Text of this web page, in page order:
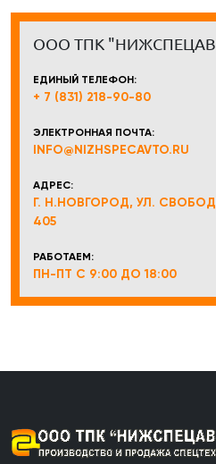
ООО ТПК
ЕДИНЫЙ ТЕЛЕФОН:
+ 7 (831) 218-90-80
ЭЛЕКТРОННАЯ ПОЧТА:
INFO@NIZHSPECAVTO.RU
АДРЕС:
Г. Н.НОВГОРОД, УЛ.
405
РАБОТАЕМ:
ПН-ПТ С 9:00 ДО 18:00